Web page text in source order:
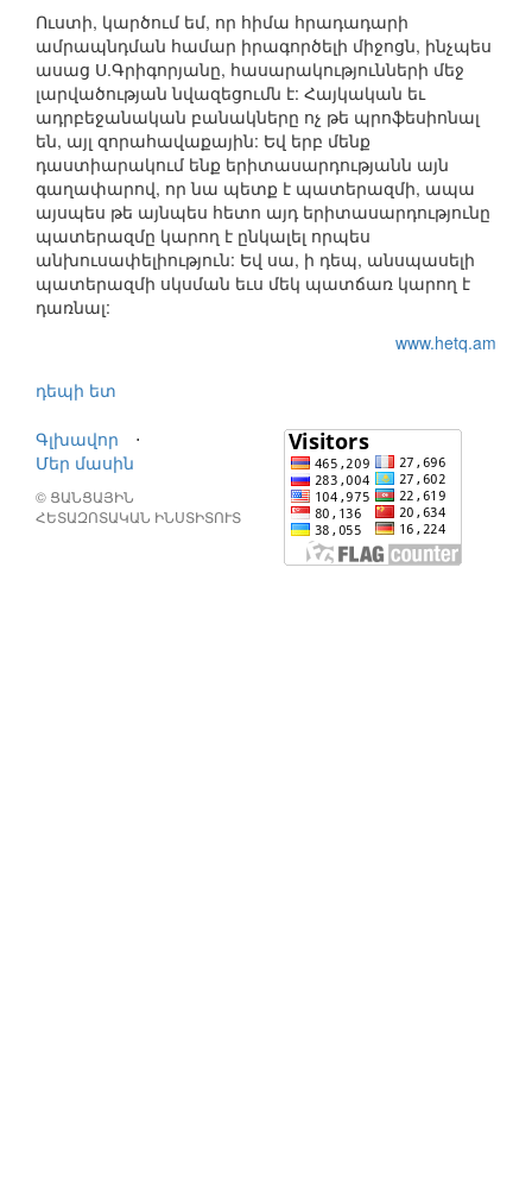
Ուստի, կարծում եմ, որ հիմա հրադադարի
ամրապնդման համար իրագործելի միջոցն, ինչպես
ասաց Ս.Գրիգորյանը, հասարակությունների մեջ
լարվածության նվազեցումն է: Հայկական եւ
ադրբեջանական բանակները ոչ թե պրոֆեսիոնալ
են, այլ զորահավաքային: Եվ երբ մենք
դաստիարակում ենք երիտասարդությանն այն
գաղափարով, որ նա պետք է պատերազմի, ապա
այսպես թե այնպես հետո այդ երիտասարդությունը
պատերազմը կարող է ընկալել որպես
անխուսափելիություն: Եվ սա, ի դեպ, անսպասելի
պատերազմի սկսման եւս մեկ պատճառ կարող է
դառնալ:
www.hetq.am
դեպի ետ
Գլխավոր
⋅
Մեր մասին
© ՑԱՆՑԱՅԻՆ
ՀԵՏԱԶՈՏԱԿԱՆ ԻՆՍՏԻՏՈՒՏ